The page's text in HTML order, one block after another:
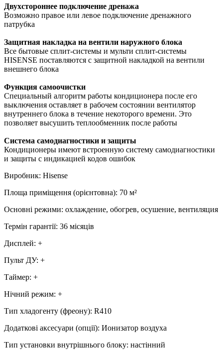
Двухстороннее подключение дренажа
Возможно правое или левое подключение дренажного
патрубка
Защитная накладка на вентили наружного блока
Все бытовые сплит-системы и мульти сплит-системы
HISENSE поставляются с защитной накладкой на вентили
внешнего блока
Функция самоочистки
Специальный алгоритм работы кондиционера после его
выключения оставляет в рабочем состоянии вентилятор
внутреннего блока в течение некоторого времени. Это
позволяет высушить теплообменник после работы
Система самодиагностики и защиты
Кондиционеры имеют встроенную систему самодиагностики
и защиты с индикацией кодов ошибок
Виробник: Hisense
Площа приміщення (орієнтовна): 70 м²
Основні режими: охлаждение, обогрев, осушение, вентиляция
Термін гарантії: 36 місяців
Дисплей: +
Пульт ДУ: +
Таймер: +
Нічний режим: +
Тип хладогенту (фреону): R410
Додаткові аксесуари (опції): Ионизатор воздуха
Тип установки внутрішнього блоку: настінний